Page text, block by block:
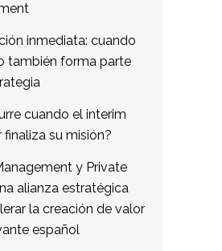
inmediata: cuando
también forma parte
cuando el interim
finaliza su misión?
y Private
alianza estratégica
la creación de valor
español